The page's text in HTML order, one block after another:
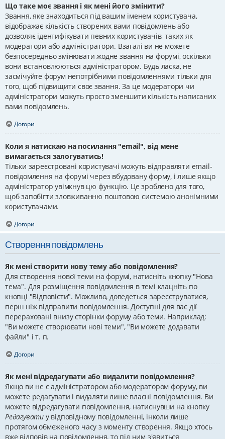
Що таке моє звання і як мені його змінити?
Звання, яке знаходиться під вашим іменем користувача,
відображає кількість створених вами повідомлень або
дозволяє ідентифікувати певних користувачів, таких як
модератори або адміністратори. Взагалі ви не можете
безпосередньо змінювати жодне звання на форумі, оскільки
вони встановлюються адміністратором. Будь ласка, не
засмічуйте форум непотрібними повідомленнями тільки для
того, щоб підвищити своє звання. За це модератори чи
адміністратори можуть просто зменшити кількість написаних
вами повідомлень.
Догори
Коли я натискаю на посилання "email", від мене
вимагається залогуватись!
Тільки зареєстровані користувачі можуть відправляти email-
повідомлення на форумі через вбудовану форму, і лише якщо
адміністратор увімкнув цю функцію. Це зроблено для того,
щоб запобігти зловживанню поштовою системою анонімними
користувачами.
Догори
Створення повідомлень
Як мені створити нову тему або повідомлення?
Для створення нової теми на форумі, натисніть кнопку "Нова
тема". Для розміщення повідомлення в темі клацніть по
кнопці "Відповісти". Можливо, доведеться зареєструватися,
перш ніж відправити повідомлення. Доступні для вас дії
перераховані внизу сторінки форуму або теми. Наприклад:
"Ви можете створювати нові теми", "Ви можете додавати
файли" і т. п.
Догори
Як мені відредагувати або видалити повідомлення?
Якщо ви не є адміністратором або модератором форуму, ви
можете редагувати і видаляти лише власні повідомлення. Ви
можете відредагувати повідомлення, натиснувши на кнопку
Редагувати у відповідному повідомленні, інколи лише
протягом обмеженого часу з моменту створення. Якщо хтось
вже відповів на повідомлення, то під ним з'явиться